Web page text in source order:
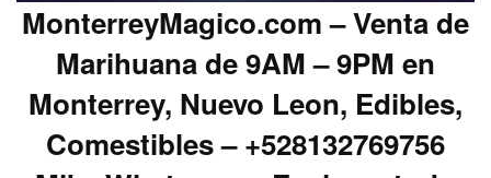
MonterreyMagico.com – Venta de
Marihuana de 9AM – 9PM en
Monterrey, Nuevo Leon, Edibles,
Comestibles – +528132769756